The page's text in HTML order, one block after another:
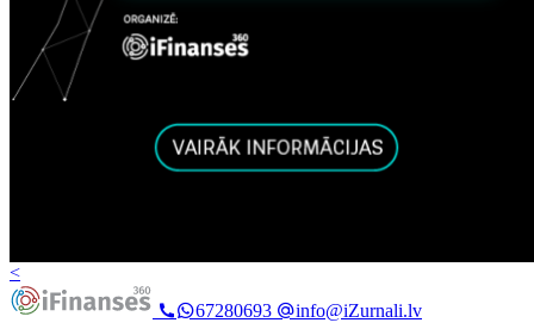
<
67280693
info@iZurnali.lv